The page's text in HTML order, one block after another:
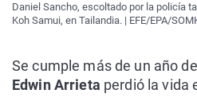
Daniel Sancho, escoltado por la policía
Koh Samui, en Tailandia. | EFE/EPA/
Se cumple más de un año
Edwin Arrieta perdió la vida